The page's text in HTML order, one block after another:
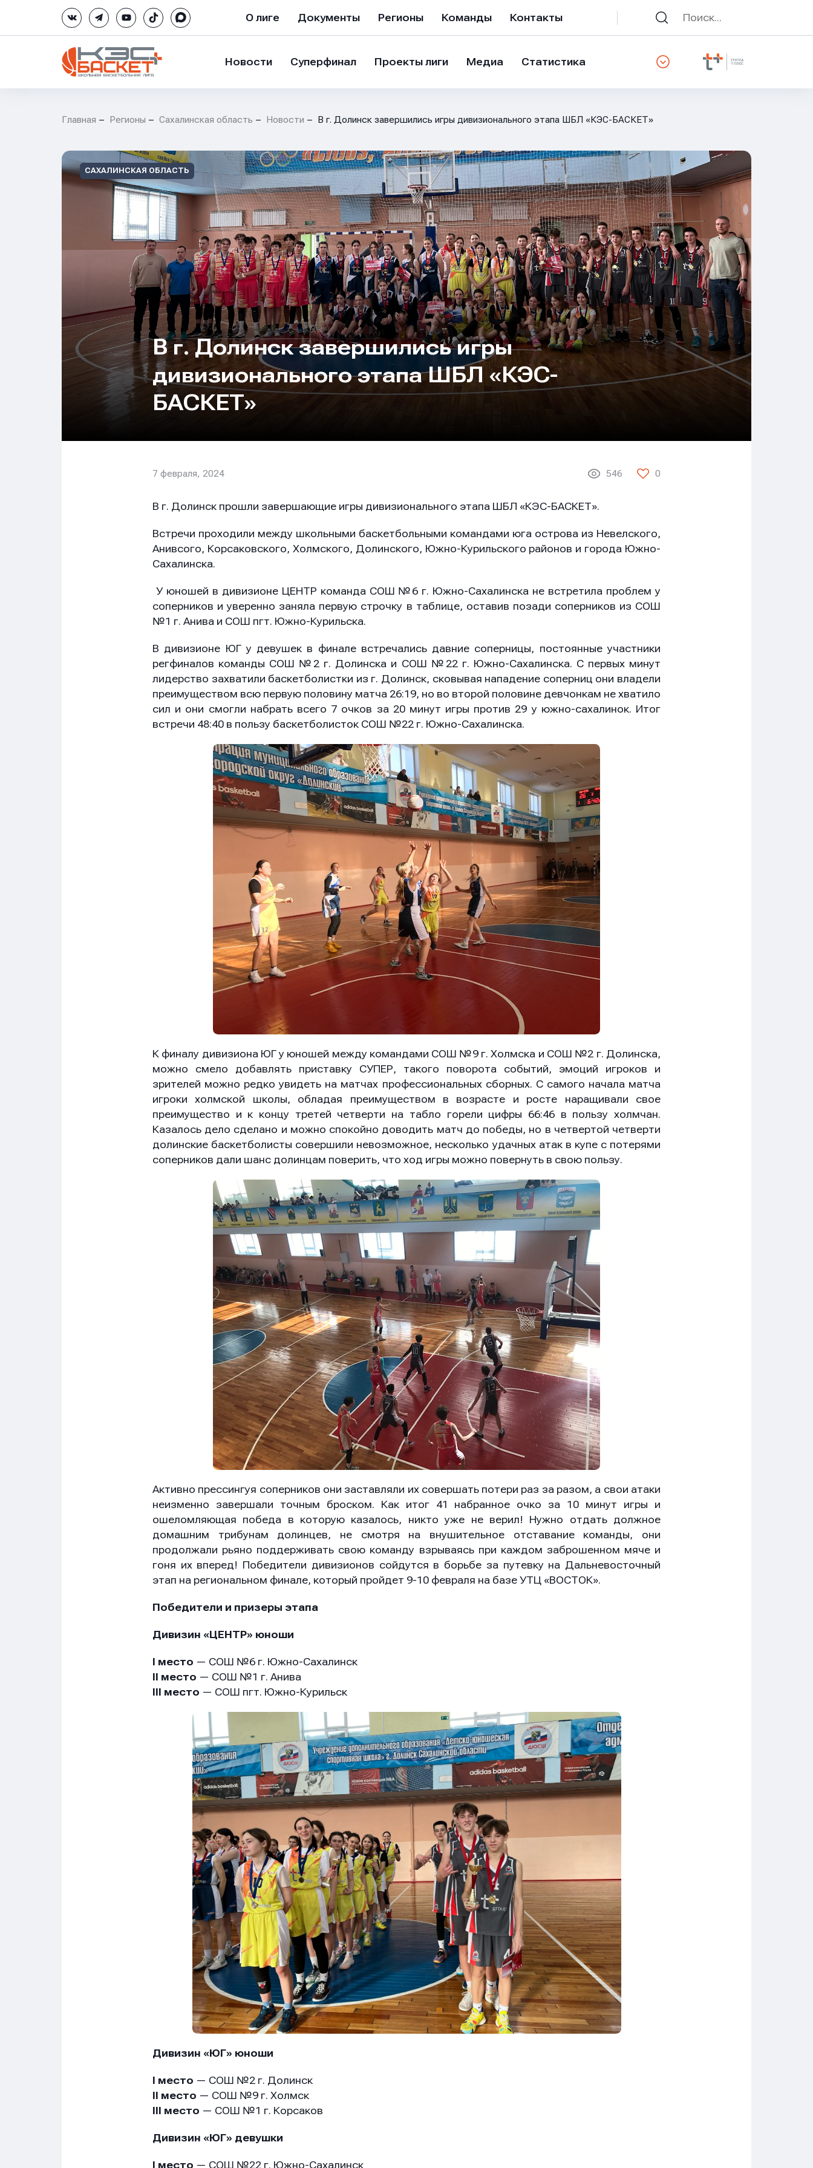
О лиге Документы Регионы Команды Контакты
Новости Суперфинал Проекты лиги Медиа Статистика
Главная Регионы Сахалинская область Новости В г. Долинск завершились игры дивизионального этапа ШБЛ «КЭС-БАСКЕТ»
САХАЛИНСКАЯ ОБЛАСТЬ
В г. Долинск завершились игры
дивизионального этапа ШБЛ «КЭС-
БАСКЕТ»
7 февраля, 2024 546 0
В г. Долинск прошли завершающие игры дивизионального этапа ШБЛ «КЭС-БАСКЕТ».
Встречи проходили между школьными баскетбольными командами юга острова из Невелского,
Анивсого, Корсаковского, Холмского, Долинского, Южно-Курильского районов и города Южно-
Сахалинска.
У юношей в дивизионе ЦЕНТР команда СОШ №6 г. Южно-Сахалинска не встретила проблем у
соперников и уверенно заняла первую строчку в таблице, оставив позади соперников из СОШ
№1 г. Анива и СОШ пгт. Южно-Курильска.
В дивизионе ЮГ у девушек в финале встречались давние соперницы, постоянные участники
регфиналов команды СОШ №2 г. Долинска и СОШ №22 г. Южно-Сахалинска. С первых минут
лидерство захватили баскетболистки из г. Долинск, сковывая нападение соперниц они владели
преимуществом всю первую половину матча 26:19, но во второй половине девчонкам не хватило
сил и они смогли набрать всего 7 очков за 20 минут игры против 29 у южно-сахалинок. Итог
встречи 48:40 в пользу баскетболисток СОШ №22 г. Южно-Сахалинска.
К финалу дивизиона ЮГ у юношей между командами СОШ №9 г. Холмска и СОШ №2 г. Долинска,
можно смело добавлять приставку СУПЕР, такого поворота событий, эмоций игроков и
зрителей можно редко увидеть на матчах профессиональных сборных. С самого начала матча
игроки холмской школы, обладая преимуществом в возрасте и росте наращивали свое
преимущество и к концу третей четверти на табло горели цифры 66:46 в пользу холмчан.
Казалось дело сделано и можно спокойно доводить матч до победы, но в четвертой четверти
долинские баскетболисты совершили невозможное, несколько удачных атак в купе с потерями
соперников дали шанс долинцам поверить, что ход игры можно повернуть в свою пользу.
Активно прессингуя соперников они заставляли их совершать потери раз за разом, а свои атаки
неизменно завершали точным броском. Как итог 41 набранное очко за 10 минут игры и
ошеломляющая победа в которую казалось, никто уже не верил! Нужно отдать должное
домашним трибунам долинцев, не смотря на внушительное отставание команды, они
продолжали рьяно поддерживать свою команду взрываясь при каждом заброшенном мяче и
гоня их вперед! Победители дивизионов сойдутся в борьбе за путевку на Дальневосточный
этап на региональном финале, который пройдет 9-10 февраля на базе УТЦ «ВОСТОК».
Победители и призеры этапа
Дивизин «ЦЕНТР» юноши
I место — СОШ №6 г. Южно-Сахалинск
II место — СОШ №1 г. Анива
III место — СОШ пгт. Южно-Курильск
Дивизин «ЮГ» юноши
I место — СОШ №2 г. Долинск
II место — СОШ №9 г. Холмск
III место — СОШ №1 г. Корсаков
Дивизин «ЮГ» девушки
I место — СОШ №22 г. Южно-Сахалинск
Имя
E-mail
Телефон
Сообщение
Отправить
Нажимая кнопку “Отправить”, вы соглашаетесь сусловиями
обработки персональных данных
Имя
E-mail
Телефон
Сообщение
Отправить
Нажимая кнопку “Отправить”, вы соглашаетесь сусловиями
обработки персональных данных
Имя
E-mail
Телефон
Сообщение
Отправить
Нажимая кнопку “Отправить”, вы соглашаетесь сусловиями
обработки персональных данных